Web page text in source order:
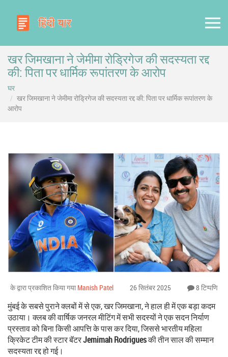
खर जिमखाना ने जेमीमा रोड्रिगेज की सदस्यता रद्द
की: पिता पर धार्मिक रूपांतरण के आरोप
घर
खर जिमखाना ने जेमीमा रोड्रिगेज की सदस्यता रद्द की: पिता पर धार्मिक रूपांतरण के
आरोप
के द्वारा प्रकाशित किया गया Manish Patel 26 सितंबर 2025 8 टिप्पणि
मुंबई के सबसे पुराने क्लबों में से एक, खर जिमखाना, ने हाल ही में एक बड़ा कदम
उठाया। क्लब की वार्षिक जनरल मीटिंग में सभी सदस्यों ने एक सदन निर्याण
प्रस्ताव को बिना किसी आपत्ति के पास कर दिया, जिससे भारतीय महिला
क्रिकेट टीम की स्टार बॅटरJemimah Rodriguesकी तीन साल की सम्मान
सदस्यता रद्द हो गई।